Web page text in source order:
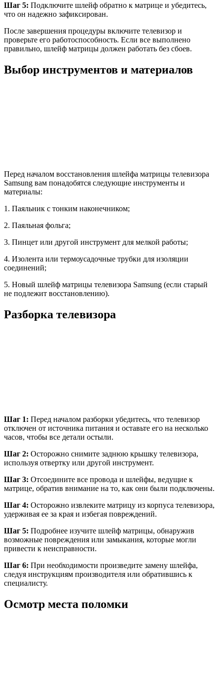
Шаг 5: Подключите шлейф обратно к матрице и убедитесь,
что он надежно зафиксирован.
После завершения процедуры включите телевизор и
проверьте его работоспособность. Если все выполнено
правильно, шлейф матрицы должен работать без сбоев.
Выбор инструментов и материалов
Перед началом восстановления шлейфа матрицы телевизора
Samsung вам понадобятся следующие инструменты и
материалы:
1. Паяльник с тонким наконечником;
2. Паяльная фольга;
3. Пинцет или другой инструмент для мелкой работы;
4. Изолента или термоусадочные трубки для изоляции
соединений;
5. Новый шлейф матрицы телевизора Samsung (если старый
не подлежит восстановлению).
Разборка телевизора
Шаг 1: Перед началом разборки убедитесь, что телевизор
отключен от источника питания и оставьте его на несколько
часов, чтобы все детали остыли.
Шаг 2: Осторожно снимите заднюю крышку телевизора,
используя отвертку или другой инструмент.
Шаг 3: Отсоедините все провода и шлейфы, ведущие к
матрице, обратив внимание на то, как они были подключены.
Шаг 4: Осторожно извлеките матрицу из корпуса телевизора,
удерживая ее за края и избегая повреждений.
Шаг 5: Подробнее изучите шлейф матрицы, обнаружив
возможные повреждения или замыкания, которые могли
привести к неисправности.
Шаг 6: При необходимости произведите замену шлейфа,
следуя инструкциям производителя или обратившись к
специалисту.
Осмотр места поломки